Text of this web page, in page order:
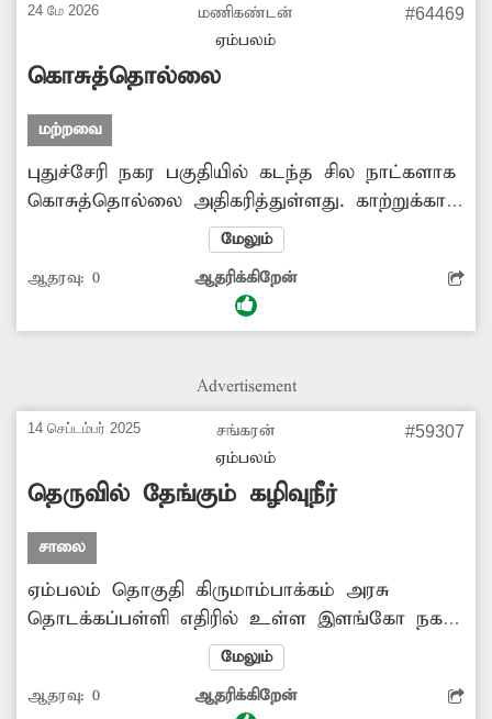
24 மே 2026
மணிகண்டன்
ஏம்பலம்
#64469
கொசுத்தொல்லை
மற்றவை
புதுச்சேரி நகர பகுதியில் கடந்த சில நாட்களாக
கொசுத்தொல்லை அதிகரித்துள்ளது. காற்றுக்காக
ஜன்னல் கதவை திறந்து வைத்தால் கொசுக்கள்
புகுந்து இரவில் தூக்கத்தை கலைத்து விடுகிறது.
கொசுக்களை ஒழிக்க மருந்து தெளிக்க
மேலும்
ஆதரவு: 0 ஆதரிக்கிறேன்
Advertisement
14 செப்டம்பர் 2025
சங்கரன்
ஏம்பலம்
#59307
தெருவில் தேங்கும் கழிவுநீர்
சாலை
ஏம்பலம் தொகுதி கிருமாம்பாக்கம் அரசு
தொடக்கப்பள்ளி எதிரில் உள்ள இளங்கோ நகர்
பகுதியில் கழிவுநீர் செல்ல வழியில் தெருவில்
வழிந்தோடுகிறது. இதனால் துர்நாற்றம்
வீசுவதால் பொதுமக்களுக்கு தொற்று நோய்
மேலும்
ஆதரவு: 0 ஆதரிக்கிறேன்